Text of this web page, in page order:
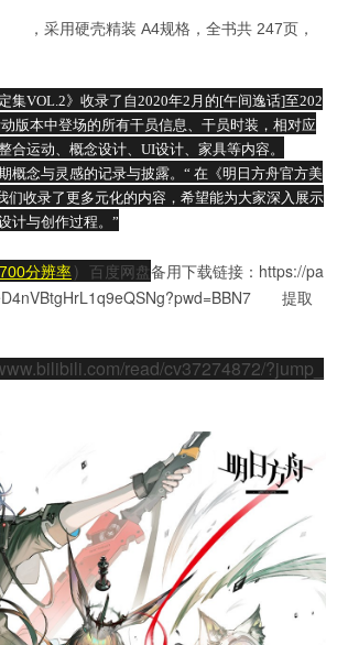
，采用硬壳精装 A4规格，全书共 247页，
集VOL.2》收录了自2020年2月的[午间逸话]至202
版本中登场的所有干员信息、干员时装，相对应
合运动、概念设计、UI设计、家具等内容。
概念与灵感的记录与披露。“ 在《明日方舟官方美
们收录了更多元化的内容，希望能为大家深入展示
计与创作过程。”
分辨率） 百度网盘备用下载链接： https://pa
提取
read/cv37274872/?jump_